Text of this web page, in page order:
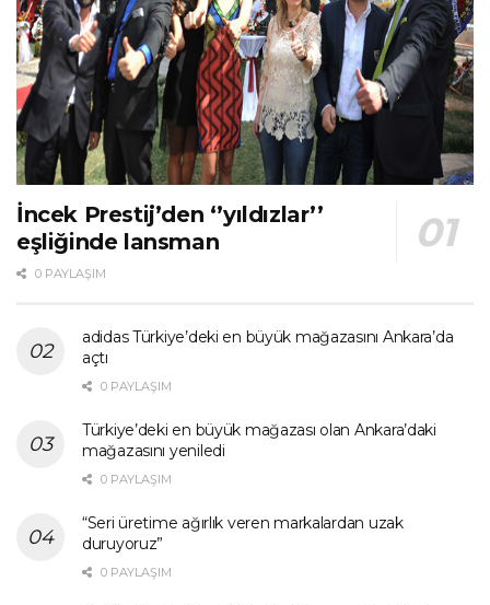
İncek Prestij’den ‘’yıldızlar’’
eşliğinde lansman
0 PAYLAŞIM
adidas Türkiye’deki en büyük mağazasını Ankara’da
açtı
0 PAYLAŞIM
Türkiye’deki en büyük mağazası olan Ankara’daki
mağazasını yeniledi
0 PAYLAŞIM
“Seri üretime ağırlık veren markalardan uzak
duruyoruz”
0 PAYLAŞIM